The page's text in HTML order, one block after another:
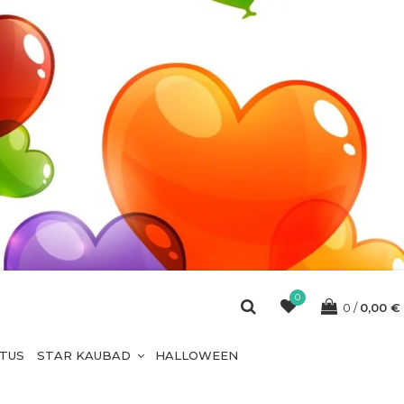
0
0 0,00 €
STAR KAUBAD HALLOWEEN